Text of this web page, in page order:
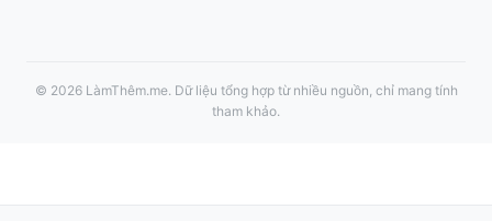
© 2026 LàmThêm.me. Dữ liệu tổng hợp từ nhiều nguồn, chỉ mang tính
tham khảo.